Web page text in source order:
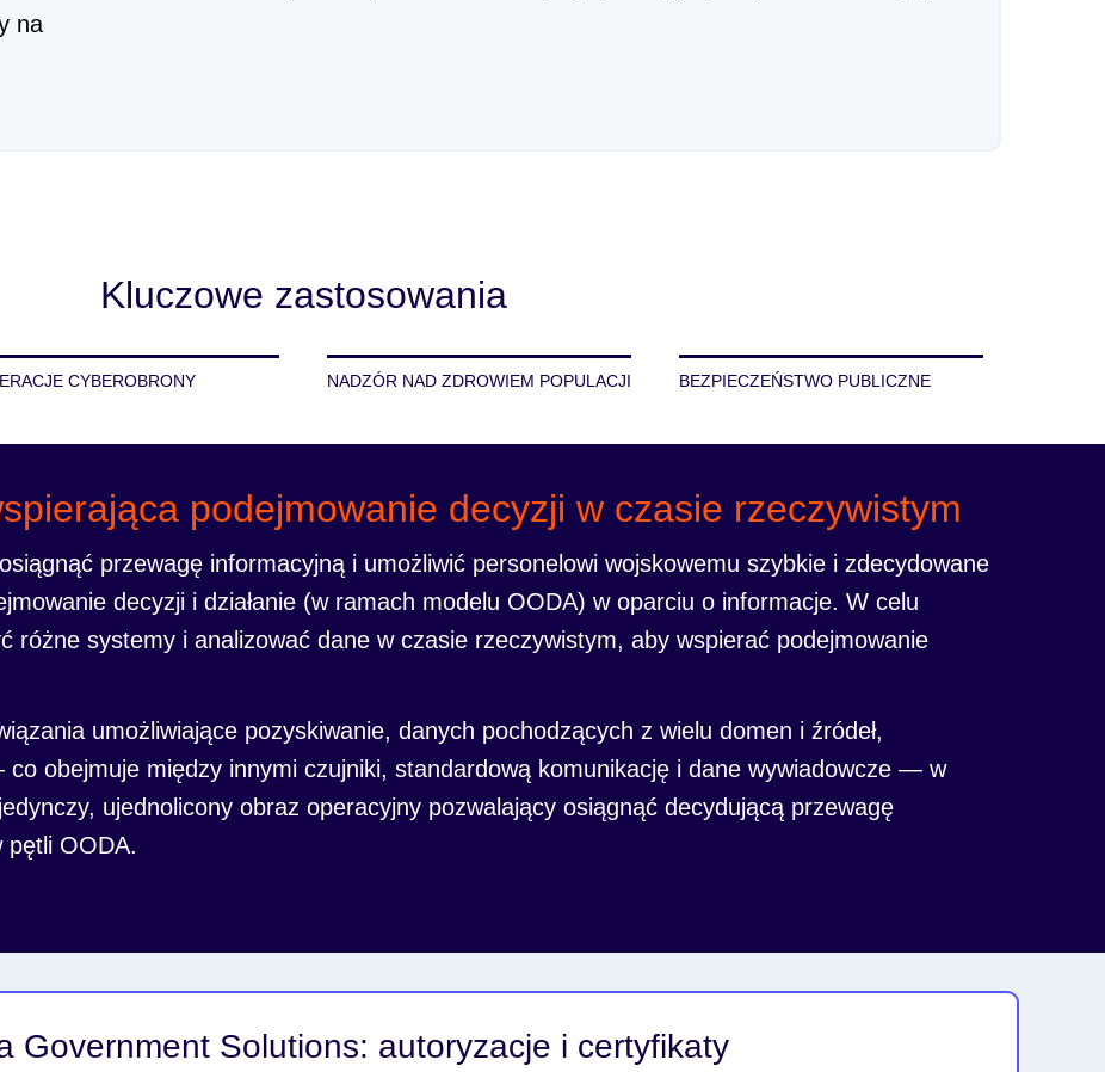
na
Kluczowe zastosowania
CYBEROBRONY NADZÓR NAD ZDROWIEM POPULACJI BEZPIECZEŃSTWO PUBLICZNE
podejmowanie decyzji w czasie rzeczywistym
przewagę informacyjną i umożliwić personelowi wojskowemu szybkie i zdecydowane
decyzji i działanie (w ramach modelu OODA) w oparciu o informacje. W celu
różne systemy i analizować dane w czasie rzeczywistym, aby wspierać podejmowanie
umożliwiające pozyskiwanie, danych pochodzących z wielu domen i źródeł,
obejmuje między innymi czujniki, standardową komunikację i dane wywiadowcze — w
ujednolicony obraz operacyjny pozwalający osiągnąć decydującą przewagę
pętli OODA.
Government Solutions: autoryzacje i certyfikaty